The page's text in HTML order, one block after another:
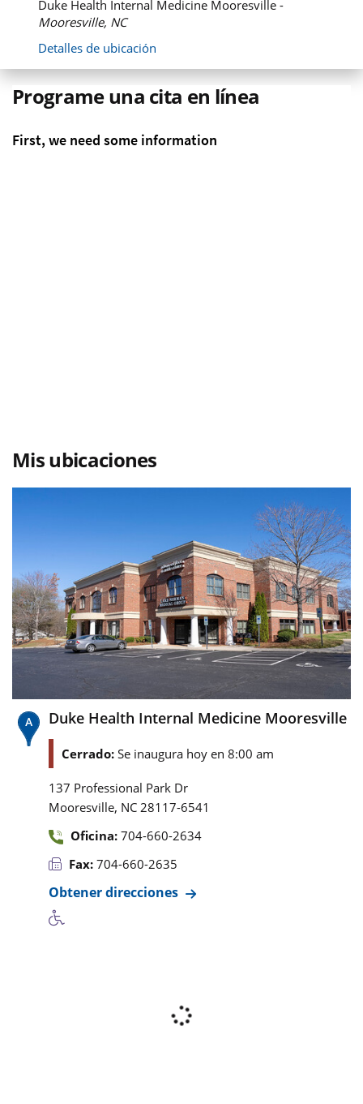
Duke Health Internal Medicine Mooresville -
Mooresville, NC
Detalles de ubicación
Programe una cita en línea
Mis ubicaciones
Duke Health Internal Medicine Mooresville
Cerrado: Se inaugura hoy en 8:00 am
137 Professional Park Dr
Mooresville, NC 28117-6541
Oficina: 704-660-2634
Fax: 704-660-2635
Obtener direcciones